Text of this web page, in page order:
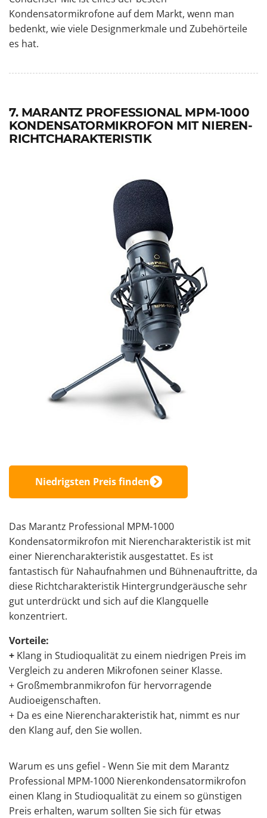
Kondensatormikrofone auf dem Markt, wenn man
bedenkt, wie viele Designmerkmale und Zubehörteile
es hat.
7. MARANTZ PROFESSIONAL MPM-1000
KONDENSATORMIKROFON MIT NIEREN-
RICHTCHARAKTERISTIK
Niedrigsten Preis finden
Das Marantz Professional MPM-1000
Kondensatormikrofon mit Nierencharakteristik ist mit
einer Nierencharakteristik ausgestattet. Es ist
fantastisch für Nahaufnahmen und Bühnenauftritte, da
diese Richtcharakteristik Hintergrundgeräusche sehr
gut unterdrückt und sich auf die Klangquelle
konzentriert.
Vorteile:
+ Klang in Studioqualität zu einem niedrigen Preis im
Vergleich zu anderen Mikrofonen seiner Klasse.
+ Großmembranmikrofon für hervorragende
Audioeigenschaften.
+ Da es eine Nierencharakteristik hat, nimmt es nur
den Klang auf, den Sie wollen.
Warum es uns gefiel - Wenn Sie mit dem Marantz
Professional MPM-1000 Nierenkondensatormikrofon
einen Klang in Studioqualität zu einem so günstigen
Preis erhalten, warum sollten Sie sich für etwas